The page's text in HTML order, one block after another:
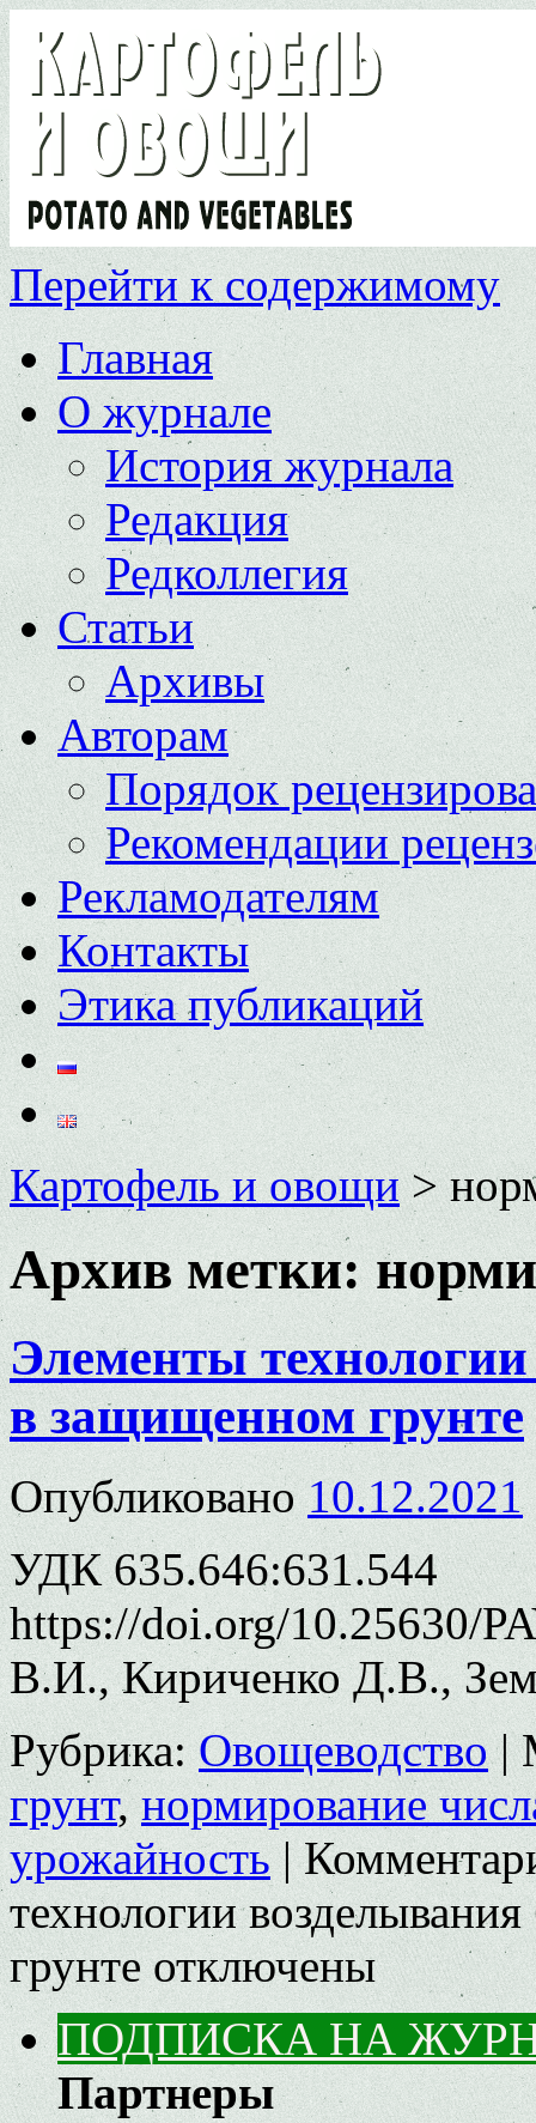
Перейти к содержимому
Главная
О журнале
История журнала
Редакция
Редколлегия
Статьи
Архивы
Авторам
Порядок
Рекомендации
Рекламодателям
Контакты
Этика публикаций
Картофель и овощи>
Архив метки:
Элементы
в защищенном грунте
Опубликовано 10.12.2021
УДК 635.646:631.544
https://doi.org/10.25630/
В.И., Кириченко Д.В.,
Рубрика: Овощеводство |
грунт,нормирование
урожайность |
технологии
грунтеотключены
ПОДПИСКА НА
Партнеры